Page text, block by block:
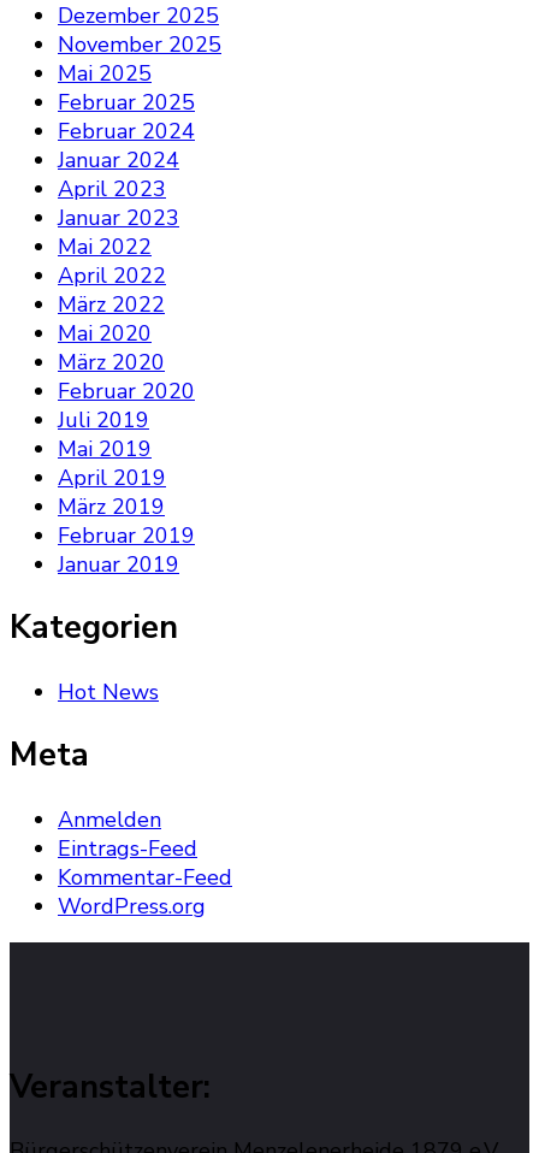
Dezember 2025
November 2025
Mai 2025
Februar 2025
Februar 2024
Januar 2024
April 2023
Januar 2023
Mai 2022
April 2022
März 2022
Mai 2020
März 2020
Februar 2020
Juli 2019
Mai 2019
April 2019
März 2019
Februar 2019
Januar 2019
Kategorien
Hot News
Meta
Anmelden
Eintrags-Feed
Kommentar-Feed
WordPress.org
Veranstalter: